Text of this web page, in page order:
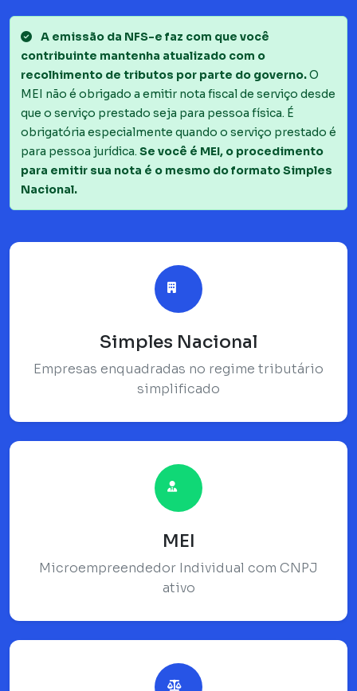
A emissão da NFS-e faz com que você
contribuinte mantenha atualizado com o
recolhimento de tributos por parte do governo.O
MEI não é obrigado a emitir nota fiscal de serviço desde
que o serviço prestado seja para pessoa física. É
obrigatória especialmente quando o serviço prestado é
para pessoa jurídica. Se você é MEI, o procedimento
para emitir sua nota é o mesmo do formato Simples
Nacional.
Simples Nacional
Empresas enquadradas no regime tributário
simplificado
MEI
Microempreendedor Individual com CNPJ
ativo